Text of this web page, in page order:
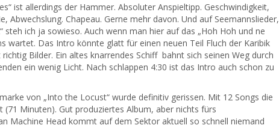
ist allerdings der Hammer. Absoluter Anspieltipp. Geschwindigkeit,
Abwechslung. Chapeau. Gerne mehr davon. Und auf Seemannslieder,
steh ich ja sowieso. Auch wenn man hier auf das „Hoh Hoh und ne
wartet. Das Intro könnte glatt für einen neuen Teil Fluch der Karibik
Bilder. Ein altes knarrendes Schiff bahnt sich seinen Weg durch
ein wenig Licht. Nach schlappen 4:30 ist das Intro auch schon zu
von „Into the Locust“ wurde definitiv gerissen. Mit 12 Songs die
(71 Minuten). Gut produziertes Album, aber nichts fürs
Machine Head kommt auf dem Sektor aktuell so schnell niemand